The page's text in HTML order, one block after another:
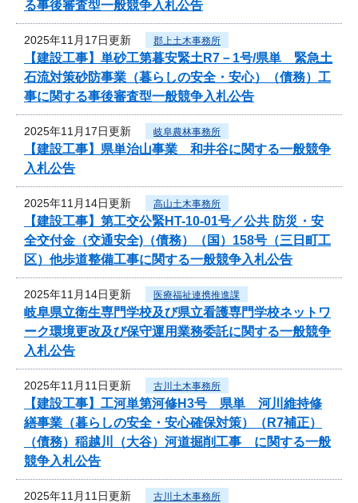
る事後審査型一般競争入札公告
2025年11月17日更新 郡上土木事務所
【建設工事】単砂工第暮安緊土R7－1号/県単 緊急土
石流対策砂防事業（暮らしの安全・安心）（債務）工
事に関する事後審査型一般競争入札公告
2025年11月17日更新 岐阜農林事務所
【建設工事】県単治山事業 和井谷に関する一般競争
入札公告
2025年11月14日更新 高山土木事務所
【建設工事】第工交公緊HT-10-01号／公共 防災・安
全交付金（交通安全)（債務）（国）158号（三日町工
区）他歩道整備工事に関する一般競争入札公告
2025年11月14日更新 医療福祉連携推進課
岐阜県立衛生専門学校及び県立看護専門学校ネットワ
ーク環境更改及び保守運用業務委託に関する一般競争
入札公告
2025年11月11日更新 古川土木事務所
【建設工事】工河単第河修H3号 県単 河川維持修
繕事業（暮らしの安全・安心確保対策）（R7補正）
（債務）稲越川（大谷）河道掘削工事 に関する一般
競争入札公告
2025年11月11日更新 古川土木事務所